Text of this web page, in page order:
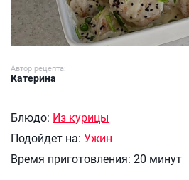
Автор рецепта:
Катерина
Блюдо: Из курицы
Подойдет на: Ужин
Время приготовления: 20 минут